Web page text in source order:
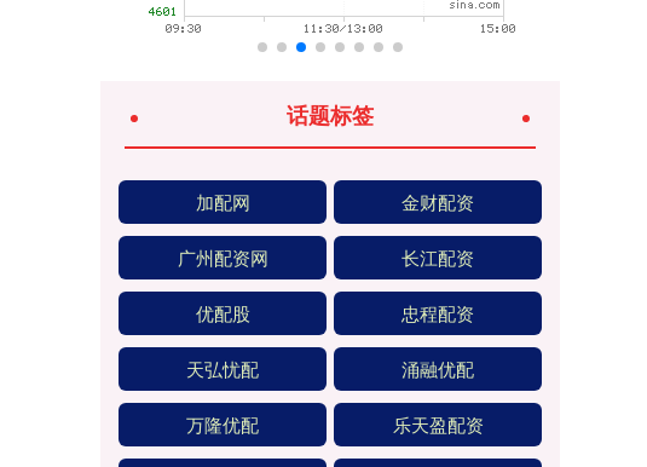
话题标签
加配网 金财配资
广州配资网 长江配资
优配股 忠程配资
天弘忧配 涌融优配
万隆优配 乐天盈配资